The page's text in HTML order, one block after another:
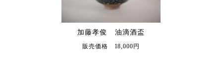
加藤孝俊 油滴酒盃
販売価格 18,000円